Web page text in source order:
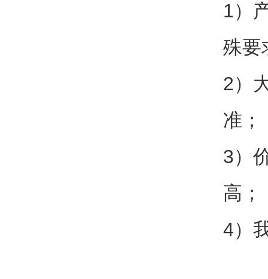
1）
殊要
2）
准；
3）
高；
4）